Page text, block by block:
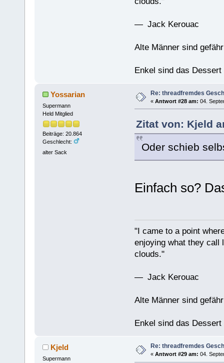
— Jack Kerouac
Alte Männer sind
Enkel sind das Dessert
Yossarian
Supermann
Held Mitglied
Beiträge: 20.864
Geschlecht:
alter Sack
Re: threadfremdes
« Antwort #28 am: 04.
Zitat von: Kjeld
Oder schieb
Einfach so?
"I came to a point
enjoying what they call
clouds."
— Jack Kerouac
Alte Männer sind
Enkel sind das
Kjeld
Supermann
Re: threadfremdes
« Antwort #29 am: 04.